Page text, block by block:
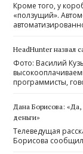
Кроме того, у
«ползущий».
HeadHunter назвал
Фото: Василий
программисты,
Дана Борисова: «Да,
деньги»
Телеведущая
Борисова